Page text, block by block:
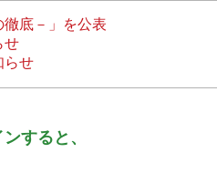
徹底－」を公表
せ
らせ
すると、